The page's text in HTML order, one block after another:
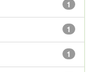
1
1
1